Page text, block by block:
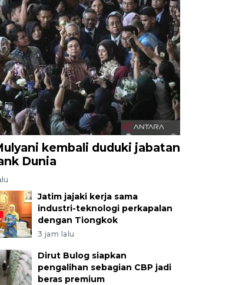
kembali duduki jabatan
Dunia
Jatim jajaki kerja sama
industri-teknologi perkapalan
dengan Tiongkok
3 jam lalu
Dirut Bulog siapkan
pengalihan sebagian CBP jadi
beras premium